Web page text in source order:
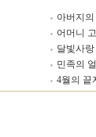
아버지의
어머니
달빛사랑
민족의
4월의 끝